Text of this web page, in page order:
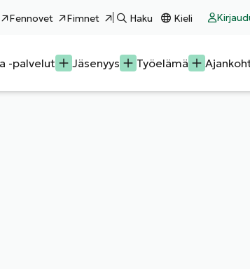
Fennovet Fimnet Haku Kieli
-palvelut Jäsenyys Työelämä